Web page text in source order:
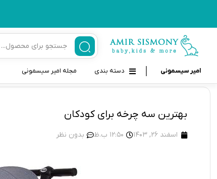
امیر سیسمونی دسته بندی مجله امیر سیسمونی
بهترین سه چرخه برای کودکان
اسفند 26, 1403 12:50 ب.ظ بدون نظر